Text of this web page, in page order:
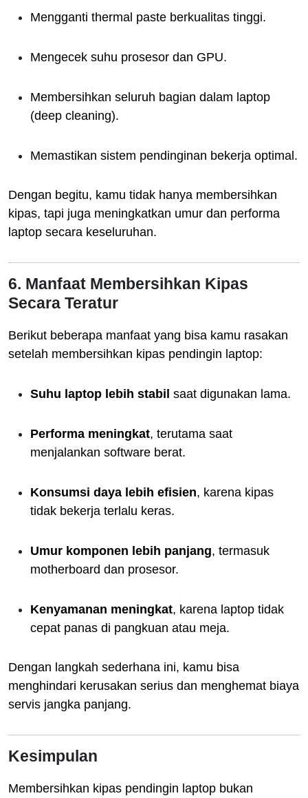
Mengganti thermal paste berkualitas tinggi.
Mengecek suhu prosesor dan GPU.
Membersihkan seluruh bagian dalam laptop
(deep cleaning).
Memastikan sistem pendinginan bekerja optimal.
Dengan begitu, kamu tidak hanya membersihkan
kipas, tapi juga meningkatkan umur dan performa
laptop secara keseluruhan.
6. Manfaat Membersihkan Kipas
Secara Teratur
Berikut beberapa manfaat yang bisa kamu rasakan
setelah membersihkan kipas pendingin laptop:
Suhu laptop lebih stabil saat digunakan lama.
Performa meningkat, terutama saat
menjalankan software berat.
Konsumsi daya lebih efisien, karena kipas
tidak bekerja terlalu keras.
Umur komponen lebih panjang, termasuk
motherboard dan prosesor.
Kenyamanan meningkat, karena laptop tidak
cepat panas di pangkuan atau meja.
Dengan langkah sederhana ini, kamu bisa
menghindari kerusakan serius dan menghemat biaya
servis jangka panjang.
Kesimpulan
Membersihkan kipas pendingin laptop bukan